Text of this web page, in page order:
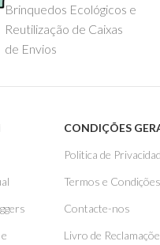
Brinquedos Ecológicos e
Reutilização de Caixas
de Envios
CONDIÇÕES
Politica de
Termos e Condições
Contacte-nos
Livro de